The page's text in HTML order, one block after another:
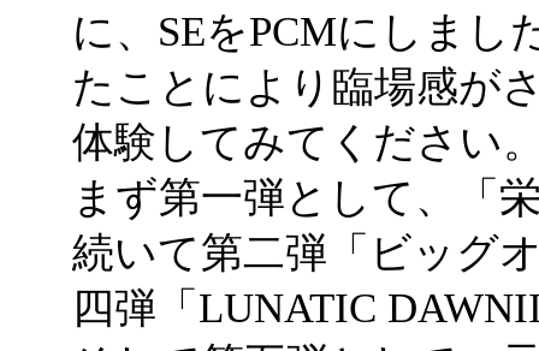
に、SEをPCMにしまし
たことにより臨場感が
体験してみてください
まず第一弾として、「
続いて第二弾「ビッグ
四弾「LUNATIC